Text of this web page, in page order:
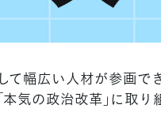
幅広い人材が参画で
の政治改革」に取り